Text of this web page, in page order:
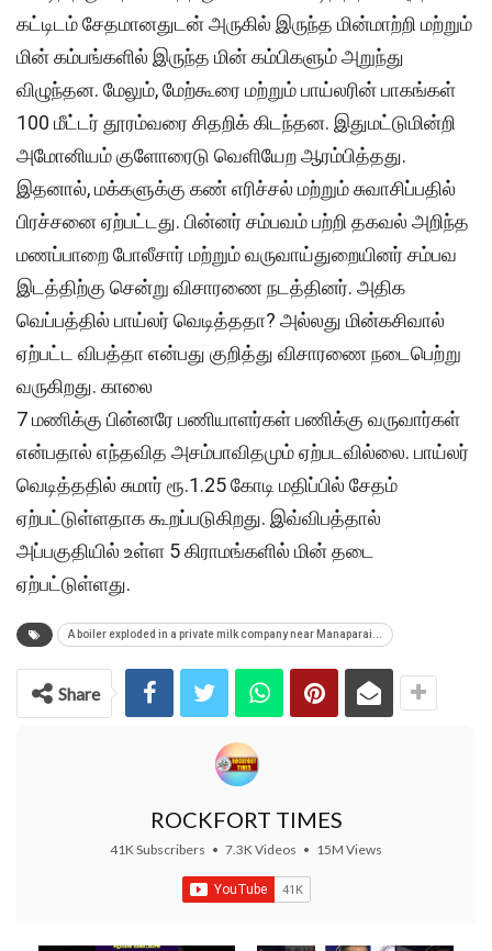
கட்டிடம் சேதமானதுடன் அருகில் இருந்த மின்மாற்றி மற்றும்
மின் கம்பங்களில் இருந்த மின் கம்பிகளும் அறுந்து
விழுந்தன. மேலும், மேற்கூரை மற்றும் பாய்லரின் பாகங்கள்
100 மீட்டர் தூரம்வரை சிதறிக் கிடந்தன. இதுமட்டுமின்றி
அமோனியம் குளோரைடு வெளியேற ஆரம்பித்தது.
இதனால், மக்களுக்கு கண் எரிச்சல் மற்றும் சுவாசிப்பதில்
பிரச்சனை ஏற்பட்டது. பின்னர் சம்பவம் பற்றி தகவல் அறிந்த
மணப்பாறை போலீசார் மற்றும் வருவாய்துறையினர் சம்பவ
இடத்திற்கு சென்று விசாரணை நடத்தினர். அதிக
வெப்பத்தில் பாய்லர் வெடித்ததா? அல்லது மின்கசிவால்
ஏற்பட்ட விபத்தா என்பது குறித்து விசாரணை நடைபெற்று
வருகிறது. காலை
7 மணிக்கு பின்னரே பணியாளர்கள் பணிக்கு வருவார்கள்
என்பதால் எந்தவித அசம்பாவிதமும் ஏற்படவில்லை. பாய்லர்
வெடித்ததில் சுமார் ரூ.1.25 கோடி மதிப்பில் சேதம்
ஏற்பட்டுள்ளதாக கூறப்படுகிறது. இவ்விபத்தால்
அப்பகுதியில் உள்ள 5 கிராமங்களில் மின் தடை
ஏற்பட்டுள்ளது.
A boiler exploded in a private milk company near Manaparai...
Share
ROCKFORT TIMES
41K Subscribers • 7.3K Videos • 15M Views